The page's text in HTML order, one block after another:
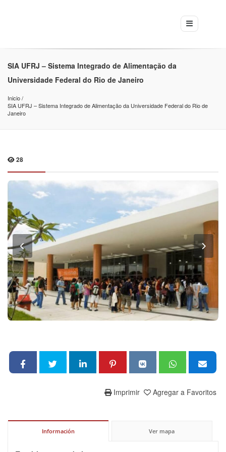
SIA UFRJ – Sistema Integrado de Alimentação da
Universidade Federal do Rio de Janeiro
Inicio
SIA UFRJ – Sistema Integrado de Alimentação da Universidade Federal do Rio de
Janeiro
28
Agregar a Favoritos
Imprimir
Información Ver mapa